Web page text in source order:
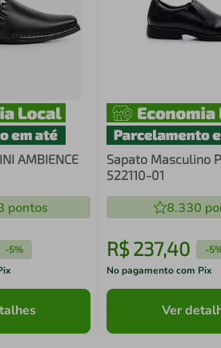
AMBIENCE
pontos
-5%
Sapato Masculino
522110-01
8.330
R$ 237,40 -
No pagamento com Pix
Ver